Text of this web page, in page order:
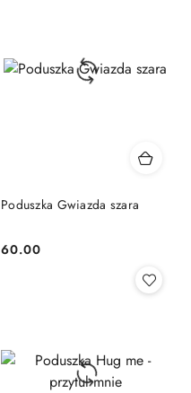
Poduszka Gwiazda szara
Cena:
60.00